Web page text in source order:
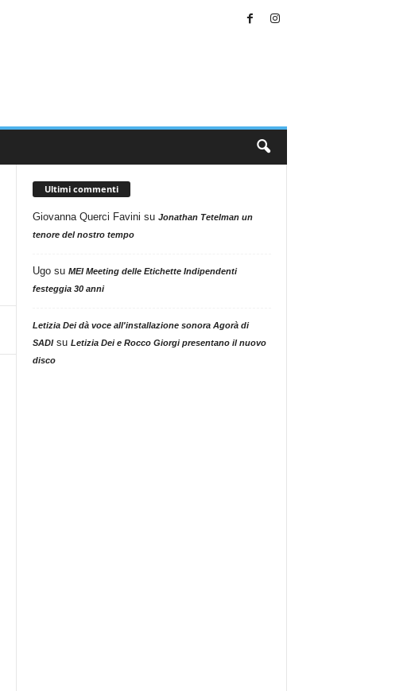
Ultimi commenti
Giovanna Querci Favini su Jonathan Tetelman un
tenore del nostro tempo
Ugosu MEI Meeting delle Etichette Indipendenti
festeggia 30 anni
Letizia Dei dà voce all'installazione sonora Agorà di
SADIsu Letizia Dei e Rocco Giorgi presentano il nuovo
disco